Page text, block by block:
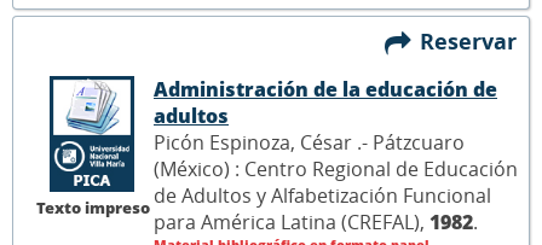
Reservar
Texto impreso
Administración de la educación de
adultos
Picón Espinoza, César .- Pátzcuaro
(México) : Centro Regional de Educación
de Adultos y Alfabetización Funcional
para América Latina (CREFAL), 1982.